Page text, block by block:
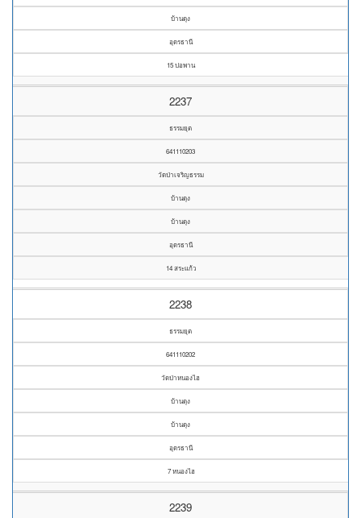
บ้านดุง
อุดรธานี
15 ปอพาน
2237
ธรรมยุต
641110203
วัดป่าเจริญธรรม
บ้านดุง
บ้านดุง
อุดรธานี
14 สระแก้ว
2238
ธรรมยุต
641110202
วัดป่าหนองไฮ
บ้านดุง
บ้านดุง
อุดรธานี
7 หนองไฮ
2239